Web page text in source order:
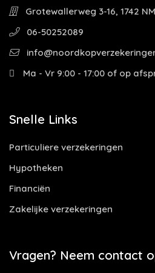
Grotewallerweg 3-16, 1742
06-50252089
Ma - Vr 9:00 - 17:00 of op
Snelle Links
Particuliere verzekeringen
Hypotheken
Financiën
Zakelijke verzekeringen
Vragen? Neem contact